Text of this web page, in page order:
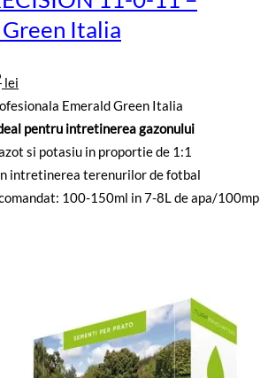
Italia
lei
curent
este:
8999
lei.
Emerald Green Italia
pentru intretinerea gazonului
si potasiu in proportie de 1:1
intretinerea terenurilor de fotbal
100-150ml in 7-8L de apa/100mp